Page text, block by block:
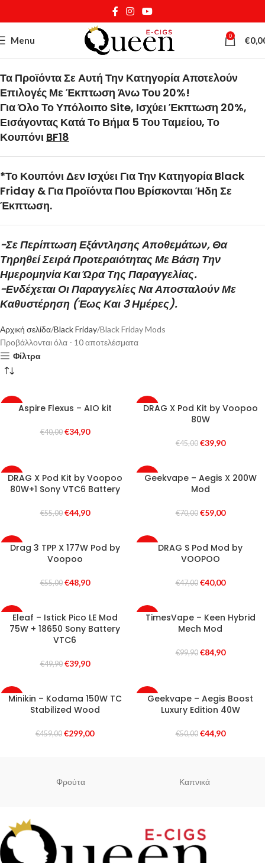
Menu 0 €
Τα Προϊόντα Σε Αυτή Την Κατηγορία Αποτελούν
Επιλογές Με Έκπτωση Άνω Του 20%!
Για Όλο Το Υπόλοιπο Site, Ισχύει Έκπτωση 20%,
Εισάγοντας Κατά Το Βήμα 5 Του Ταμείου, Το
Κουπόνι BF18
*Το Κουπόνι Δεν Ισχύει Για Την Κατηγορία Black
Friday & Για Προϊόντα Που Βρίσκονται Ήδη Σε
Έκπτωση.
-Σε Περίπτωση Εξάντλησης Αποθεμάτων, Θα
Τηρηθεί Σειρά Προτεραιότητας Με Βάση Την
Ημερομηνία Και Ώρα Της Παραγγελίας.
-Ενδέχεται Οι Παραγγελίες Να Αποσταλούν Με
Καθυστέρηση (έως Και 3 Ημέρες).
Αρχική σελίδα Black Friday Black Friday Mods
Προβάλλονται όλα - 10 αποτελέσματα
Φίλτρα
-13%Aspire Flexus – AIO kit
€40,00 €34,90
-11%
DRAG X Pod Kit by Voopoo
80W
€45,00 €39,90
-18%
DRAG X Pod Kit by Voopoo
80W+1 Sony VTC6 Battery
€55,00 €44,90
-16%
Geekvape – Aegis X 200W
Mod
€70,00 €59,00
-11%
Drag 3 TPP X 177W Pod by
Voopoo
€55,00 €48,90
DRAG S Pod Mod by
VOOPOO
€47,00 €40,00
-20%Eleaf – Istick Pico LE Mod
75W + 18650 Sony Battery
VTC6
€49,90 €39,90
-15%
TimesVape – Keen Hybrid
Mech Mod
€99,90 €84,90
-35%
Minikin – Kodama 150W TC
Stabilized Wood
€459,00 €299,00
-10%Geekvape – Aegis Boost
Luxury Edition 40W
€50,00 €44,90
Φρούτα Καπνικά